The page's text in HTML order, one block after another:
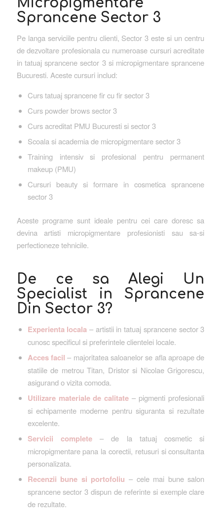
Sprancene Sector 3
Pe langa serviciile pentru clienti, Sector 3 este si un centru
de dezvoltare profesionala cu numeroase cursuri acreditate
in tatuaj sprancene sector 3 si micropigmentare sprancene
Bucuresti. Aceste cursuri includ:
Curs tatuaj sprancene fir cu fir sector 3
Curs powder brows sector 3
Curs acreditat PMU Bucuresti si sector 3
Scoala si academia de micropigmentare sector 3
Training intensiv si profesional pentru permanent
makeup (PMU)
Cursuri beauty si formare in cosmetica sprancene
sector 3
Aceste programe sunt ideale pentru cei care doresc sa
devina artisti micropigmentare profesionisti sau sa-si
perfectioneze tehnicile.
De ce sa Alegi Un
Specialist in Sprancene
Din Sector 3?
Experienta locala – artistii in tatuaj sprancene sector 3
cunosc specificul si preferintele clientelei locale.
Acces facil – majoritatea saloanelor se afla aproape de
statiile de metrou Titan, Dristor si Nicolae Grigorescu,
asigurand o vizita comoda.
Utilizare materiale de calitate – pigmenti profesionali
si echipamente moderne pentru siguranta si rezultate
excelente.
Servicii complete– de la tatuaj cosmetic si
micropigmentare pana la corectii, retusuri si consultanta
personalizata.
Recenzii bune si portofoliu – cele mai bune salon
sprancene sector 3 dispun de referinte si exemple clare
de rezultate.